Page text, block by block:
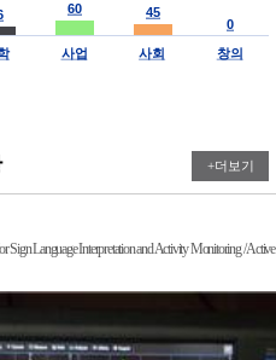
60
60 45
45
0
0
사업 사회 창의
+더보기
Sign Language Interpretation and Activity Monitoring / Active